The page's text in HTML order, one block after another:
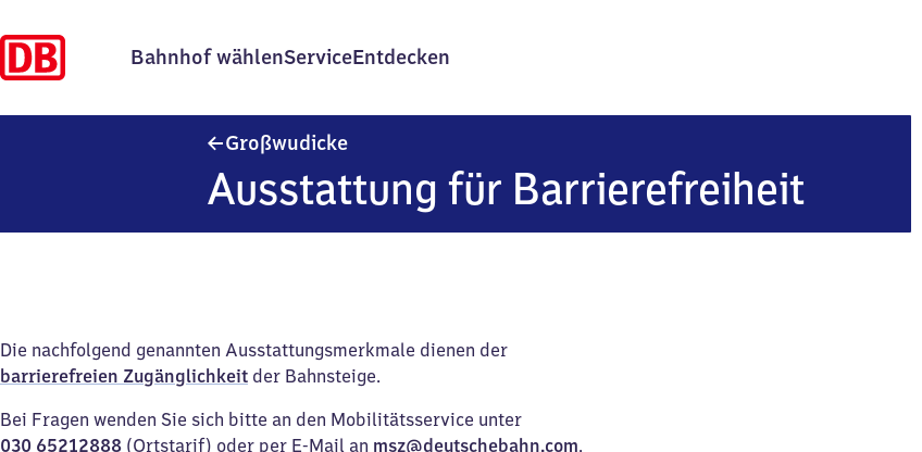
Bahnhof wählenServiceEntdecken
Großwudicke
Ausstattung für Barrierefreiheit
Die nachfolgend genannten Ausstattungsmerkmale dienen der
barrierefreien Zugänglichkeit der Bahnsteige.
Bei Fragen wenden Sie sich bitte an den Mobilitätsservice unter
030 65212888 (Ortstarif) oder per E-Mail an msz@deutschebahn.com.